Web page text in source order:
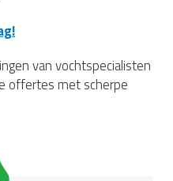
van vochtspecialisten
offertes met scherpe